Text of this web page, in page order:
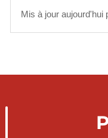
Mis à jour aujourd'hui